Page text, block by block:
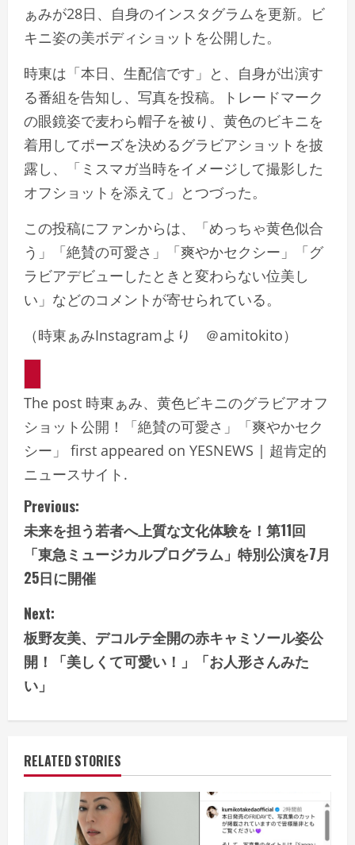
ぁみが28日、自身のインスタグラムを更新。ビ
キニ姿の美ボディショットを公開した。
時東は 「本日、生配信です」 と、自身が出演す
る番組を告知し、写真を投稿。トレードマーク
の眼鏡姿で麦わら帽子を被り、黄色のビキニを
着用してポーズを決めるグラビアショットを披
露し、
「ミスマガ当時をイメージして撮影した
オフショットを添えて」 とつづった。
この投稿にファンからは、
「めっちゃ黄色似合
う」「絶賛の可愛さ」「爽やかセクシー」「グ
ラビアデビューしたときと変わらない位美し
い」 などのコメントが寄せられている。
（時東ぁみInstagramより ＠amitokito）
The post 時東ぁみ、黄色ビキニのグラビアオフ
ショット公開！「絶賛の可愛さ」「爽やかセク
シー」 first appeared on YESNEWS | 超肯定的
ニュースサイト.
C
o
n
t
i
n
R
Previous:
未来を担う若者へ上質な文化体験を！第11回
「東急ミュージカルプログラム」特別公演を7月
25日に開催
Next:
板野友美、デコルテ全開の赤キャミソール姿公
開！「美しくて可愛い！」「お人形さんみた
い」
RELATED STORIES